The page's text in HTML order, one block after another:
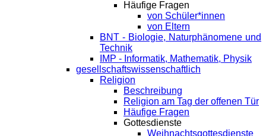
Häufige Fragen
von Schüler*innen
von Eltern
BNT - Biologie, Naturphänomene und
Technik
IMP - Informatik, Mathematik, Physik
gesellschaftswissenschaftlich
Religion
Beschreibung
Religion am Tag der offenen Tür
Häufige Fragen
Gottesdienste
Weihnachtsgottesdienste